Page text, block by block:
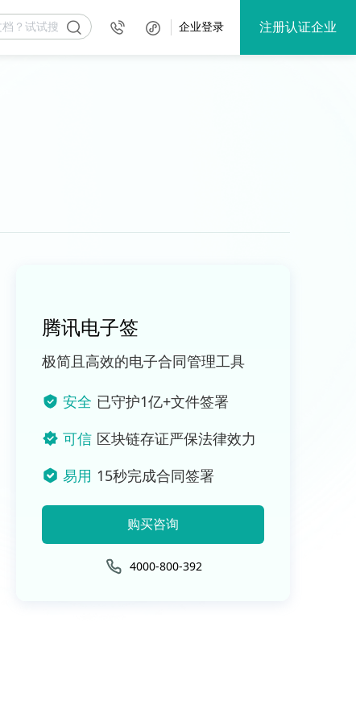
企业登录 注册认证企业
腾讯电子签
极简且高效的电子合同管理工具
安全 已守护1亿+文件签署
可信 区块链存证严保法律效力
易用 15秒完成合同签署
购买咨询
4000-800-392